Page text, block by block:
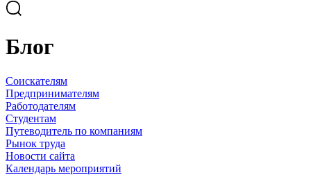
Блог
Соискателям
Предпринимателям
Работодателям
Студентам
Путеводитель по компаниям
Рынок труда
Новости сайта
Календарь мероприятий